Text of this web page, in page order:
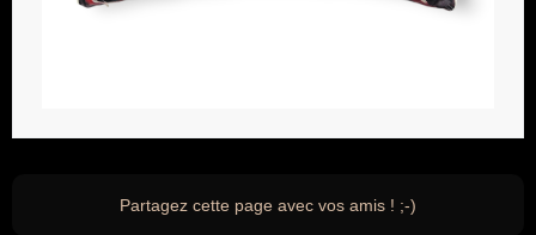
Partagez cette page avec vos amis ! ;-)